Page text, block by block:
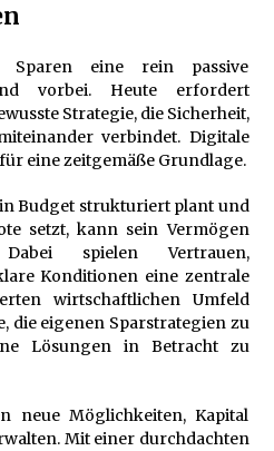
eine rein passive
vorbei. Heute erfordert
Strategie, die Sicherheit,
verbindet. Digitale
eine zeitgemäße Grundlage.
Budget strukturiert plant und
setzt, kann sein Vermögen
spielen Vertrauen,
Konditionen eine zentrale
wirtschaftlichen Umfeld
die eigenen Sparstrategien zu
Lösungen in Betracht zu
neue Möglichkeiten, Kapital
Mit einer durchdachten